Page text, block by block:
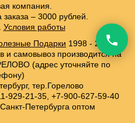
компания.
– 3000 рублей.
Условия работы
Подарки 1998 - 2021
самовывоз производится на
(адрес уточняйте по
тер.Горелово
929-21-35, +7-900-627-59-40
Петербурга оптом